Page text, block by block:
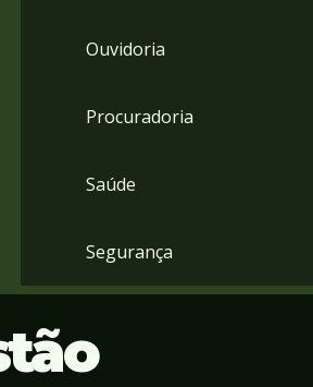
Ouvidoria
Procuradoria
Saúde
Segurança